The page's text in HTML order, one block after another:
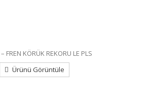
FREN KÖRÜK REKORU LE PLS
Ürünü Görüntüle